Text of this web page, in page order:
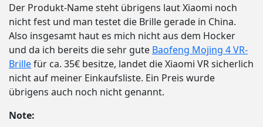
Der Produkt-Name steht übrigens laut Xiaomi noch
nicht fest und man testet die Brille gerade in China.
Also insgesamt haut es mich nicht aus dem Hocker
und da ich bereits die sehr gute Baofeng Mojing 4 VR-
Brillefür ca. 35€ besitze, landet die Xiaomi VR sicherlich
nicht auf meiner Einkaufsliste. Ein Preis wurde
übrigens auch noch nicht genannt.
Note: